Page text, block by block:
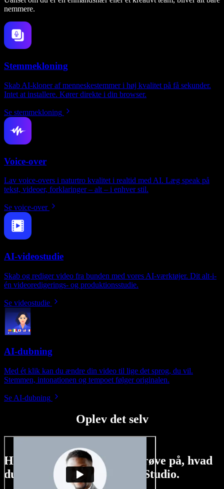
nemmere.
Stemmekloning
Skab AI-kloner af menneskestemmer i høj kvalitet på få sekunder.
Intet at installere. Kører direkte i din browser.
Se stemmekloning
Voice-over
Lav voice-overs i naturtro kvalitet i realtid med AI. Læg speak på
tekst, videoer, forklaringer – alt – i enhver stil.
Se voice-over
AI-videostudie
Skab og rediger video fra bunden med vores AI-værktøjer. Dit alt-i-
én videoredigerings- og produktionsstudie.
Se videostudie
AI-dubning
Med ét klik kan du ændre din video til lige det sprog, du vil.
Stemmen, intonationen og tempoet følger originalen.
Se AI-dubning
Oplev det selv
Her er bare en lille smagsprøve på, hvad
du kan lave med Speechify Studio.